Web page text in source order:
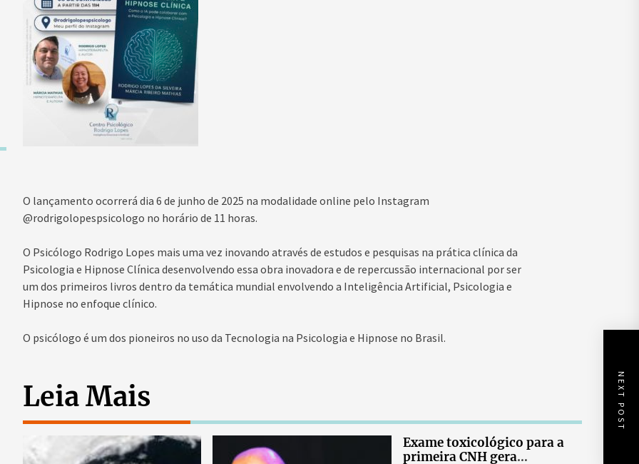
O lançamento ocorrerá dia 6 de junho de 2025 na modalidade online pelo Instagram
@rodrigolopespsicologo no horário de 11 horas.
O Psicólogo Rodrigo Lopes mais uma vez inovando através de estudos e pesquisas na prática clínica da
Psicologia e Hipnose Clínica desenvolvendo essa obra inovadora e de repercussão internacional por ser
um dos primeiros livros dentro da temática mundial envolvendo a Inteligência Artificial, Psicologia e
Hipnose no enfoque clínico.
O psicólogo é um dos pioneiros no uso da Tecnologia na Psicologia e Hipnose no Brasil.
NEXT POST
Leia Mais
Exame toxicológico para a
primeira CNH gera